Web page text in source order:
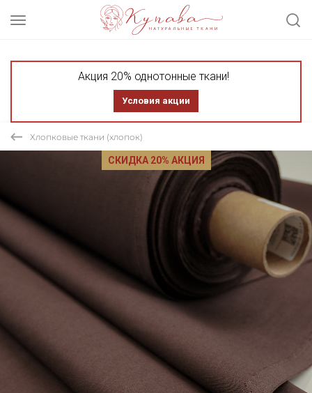
Акция 20% однотонные ткани!
Условия акции
Хлопковые ткани (хлопок)
СКИДКА 20% АКЦИЯ